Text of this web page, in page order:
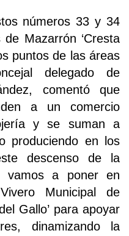
números 33 y 34
Mazarrón ‘Cresta
puntos de las áreas
delegado de
comentó que
a un comercio
y se suman a
produciendo en los
descenso de la
vamos a poner en
Municipal de
Gallo’ para apoyar
dinamizando la